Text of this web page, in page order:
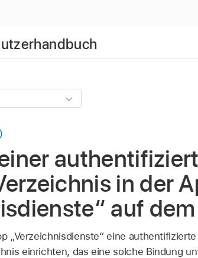
in der
auf
„Verzeichnisdienste“ eine
einrichten, das eine solche Bindung